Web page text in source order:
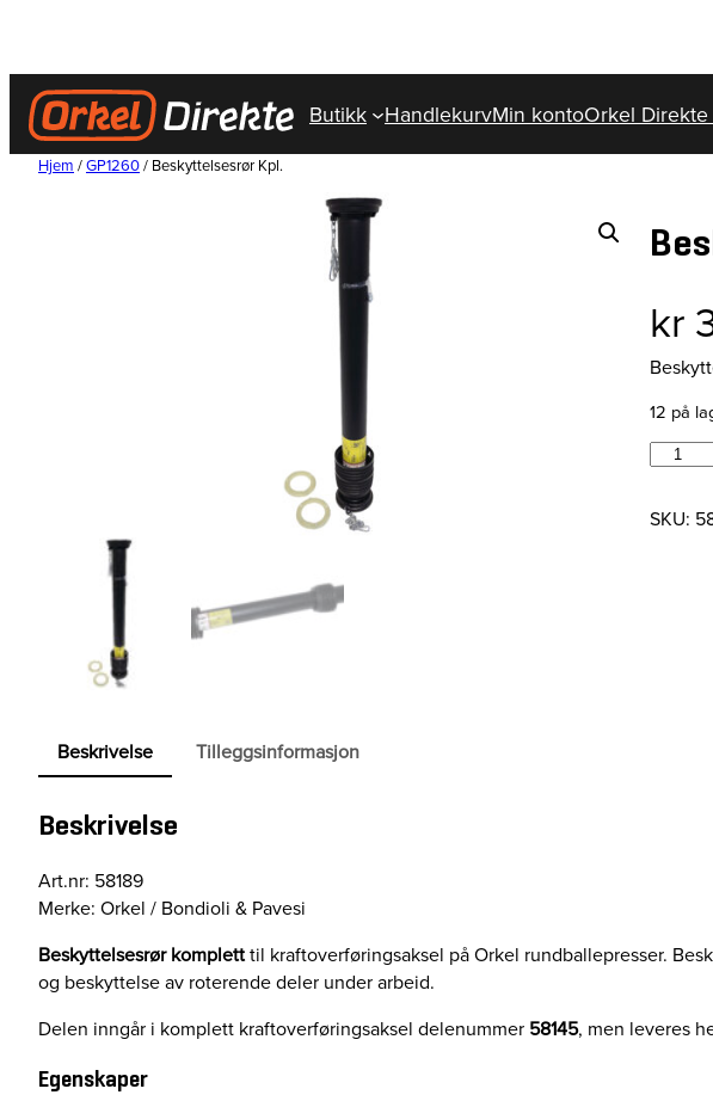
innhold
Butikk HandlekurvMin kontoOrkel
Hjem /GP1260/ Beskyttelsesrør Kpl.
kr
12 på
s
.
t
SKU:
Beskrivelse Tilleggsinformasjon
Beskrivelse
Art.nr: 58189
Merke: Orkel / Bondioli & Pavesi
Beskyttelsesrør kompletttil kraftoverføringsaksel på Orkel rundballepresser.
og beskyttelse av roterende deler under arbeid.
Delen inngår i komplett kraftoverføringsaksel delenummer 58145, men leveres
Egenskaper